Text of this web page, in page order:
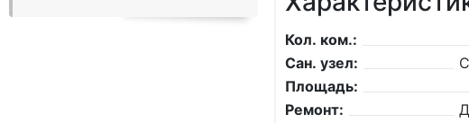
Кол. ком.:
Сан. узел:
Площадь:
Ремонт: